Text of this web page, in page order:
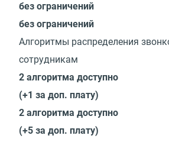
без ограничений
без ограничений
Алгоритмы распределения
сотрудникам
2 алгоритма доступно
(+1 за доп. плату)
2 алгоритма доступно
(+5 за доп. плату)